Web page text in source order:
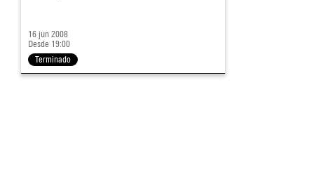
16 jun 2008
Desde 19:00
Terminado